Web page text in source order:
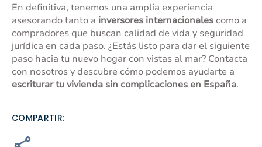
En definitiva, tenemos una amplia experiencia
asesorando tanto a inversores internacionales como a
compradores que buscan calidad de vida y seguridad
jurídica en cada paso. ¿Estás listo para dar el siguiente
paso hacia tu nuevo hogar con vistas al mar? Contacta
con nosotrosy descubre cómo podemos ayudarte a
escriturar tu vivienda sin complicaciones en España.
COMPARTIR: